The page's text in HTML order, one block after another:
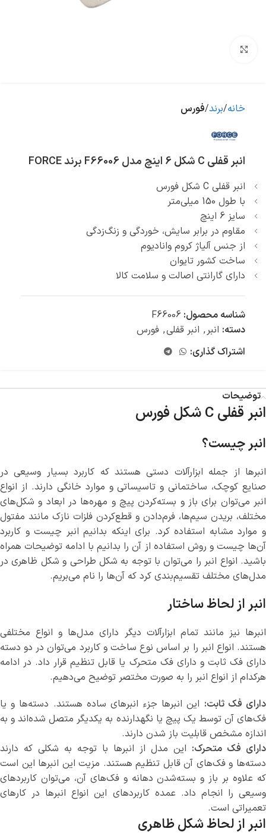
خانه برند فورس
انبر قفلی C شکل 6 اینچ مدل F66006 برند FORCE
انبر قفلی C شکل فورس
با طول 150 ميلی‌متر
سایز 6 اینچ
مقاوم در برابر سایش، خوردگی و زنگ‌زدگی
از جنس آلیاژ کروم وانادیوم
ساخت کشور تایوان
دارای گارانتی اصالت و سلامت کالا
شناسه محصول: F66006
دسته: انبر, انبر قفلی, فورس
اشتراک گذاری:
توضیحات
انبر قفلی C شکل فورس
انبر چیست؟
انبرها از جمله ابزارآلات دستی هستند که کاربرد بسیار وسیعی در
صنایع کوچک، ساختمانی و تاسیساتی و موارد خانگی دارند. از انواع
انبر می‌توان برای باز و بسته‌کردن پیچ و مهره‌ها در ابعاد و شکل‌های
مختلف، بریدن سیم‌ها، فرم‌دادن و قطع‌کردن فلزات نازک مانند مفتول
و موارد مشابه استفاده کرد. برای اینکه بدانیم انبر چیست و کاربرد
آن‌ها چیست و روش استفاده از آن را بدانیم با ادامه توضیحات همراه
باشید. انواع انبر را می‌توان با توجه به شکل طراحی و شکل ظاهری در
مدل‌های مختلف تقسیم‌بندی کرد که آن‌ها را نام می‌بریم.
انبر از لحاظ ساختار
انبرها نیز مانند تمام ابزارآلات دیگر دارای مدل‌ها و انواع مختلفی
هستند. انواع انبر را بر اساس نوع ساخت و کاربرد می‌توان در دو دسته
دارای فک ثابت و دارای فک متحرک یا قابل تنظیم قرار داد. در ادامه
هرکدام از انواع انبر را به صورت مختصر توضیح می‌دهیم.
دارای فک ثابت: این انبرها جزء انبرهای ساده هستند. دسته‌ها و یا
فک‌های آن توسط یک پیچ یا نگهدارنده به یکدیگر متصل شده‌اند و به
اندازه مشخص قابلیت باز شدن دارند.
دارای فک متحرک: این مدل از انبرها با توجه به شکلی که دارند
دسته‌ها و فک‌های آن قابل تنظیم هستند. مزیت این انبرها این است
که علاوه بر باز و بسته‌شدن دهانه و فک‌های آن، می‌توان کاربردهای
وسیعی را انجام داد. عمده کاربردهای این انواع انبرها در کارهای
تعمیراتی است.
انبر از لحاظ شکل ظاهری